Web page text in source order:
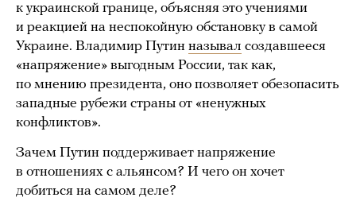
к украинской границе, объясняя это учениями
и реакцией на неспокойную обстановку в самой
Украине. Владимир Путин называл создавшееся
«напряжение» выгодным России, так как,
по мнению президента, оно позволяет обезопасить
западные рубежи страны от «ненужных
конфликтов».
Зачем Путин поддерживает напряжение
в отношениях с альянсом? И чего он хочет
добиться на самом деле?